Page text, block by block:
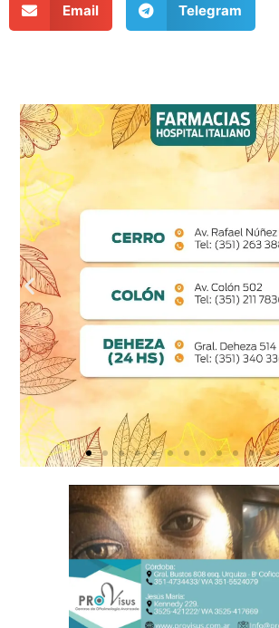
Email Telegram